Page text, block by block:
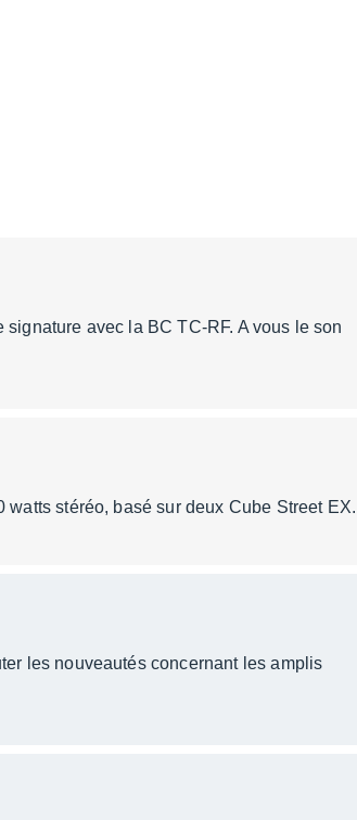
avec la BC TC-RF. A vous le son
stéréo, basé sur deux Cube Street EX.
les nouveautés concernant les amplis